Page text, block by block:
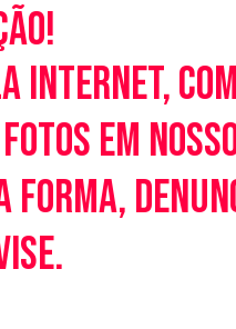
Internet,
em
forma,